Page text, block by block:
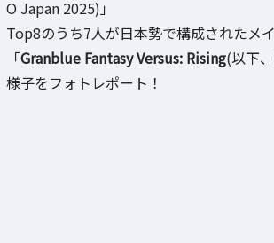
O Japan 2025)」
Top8のうち7人が日本勢で構成されたメ
「Granblue Fantasy Versus: Rising(以下
様子をフォトレポート！